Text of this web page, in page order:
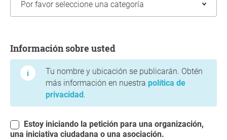
Información sobre usted
Tu nombre y ubicación se publicarán. Obtén
más información en nuestra política de
privacidad .
una iniciativa ciudadana o una asociación.